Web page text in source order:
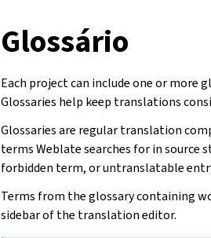
Glossário
Each project can include one or
Glossaries help keep translations
Glossaries are regular translation
terms Weblate searches for in
forbidden term, or untranslatable
Terms from the glossary containing
sidebar of the translation editor.